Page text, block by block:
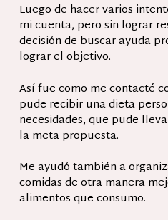
Luego de hacer varios
mi cuenta, pero sin lograr
decisión de buscar ayuda
lograr el objetivo.
Así fue como me contacté
pude recibir una dieta
necesidades, que pude
la meta propuesta.
Me ayudó también a
comidas de otra manera
alimentos que consumo.